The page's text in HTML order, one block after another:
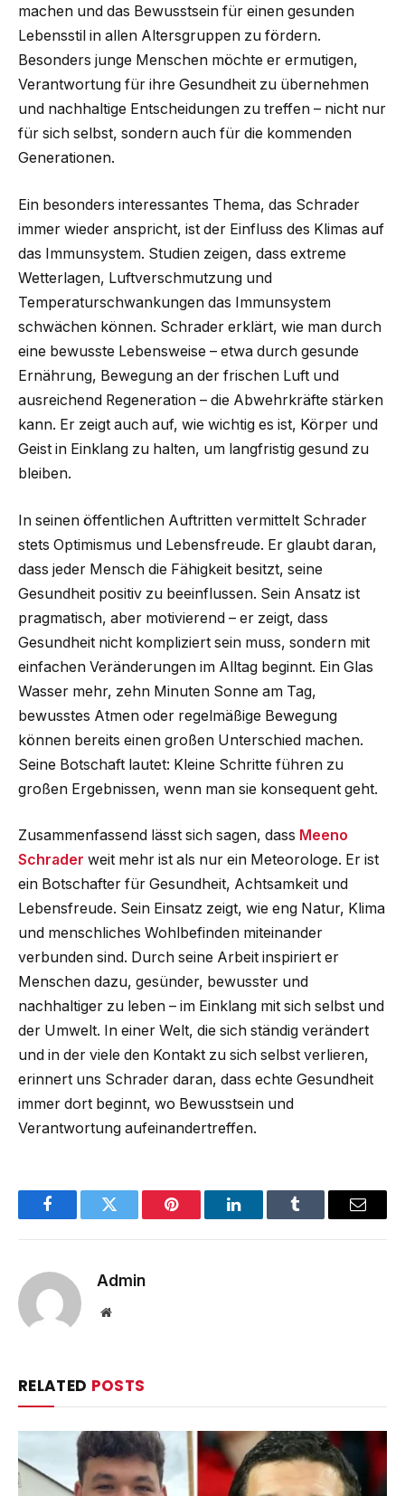
machen und das Bewusstsein für einen gesunden
Lebensstil in allen Altersgruppen zu fördern.
Besonders junge Menschen möchte er ermutigen,
Verantwortung für ihre Gesundheit zu übernehmen
und nachhaltige Entscheidungen zu treffen – nicht nur
für sich selbst, sondern auch für die kommenden
Generationen.
Ein besonders interessantes Thema, das Schrader
immer wieder anspricht, ist der Einfluss des Klimas auf
das Immunsystem. Studien zeigen, dass extreme
Wetterlagen, Luftverschmutzung und
Temperaturschwankungen das Immunsystem
schwächen können. Schrader erklärt, wie man durch
eine bewusste Lebensweise – etwa durch gesunde
Ernährung, Bewegung an der frischen Luft und
ausreichend Regeneration – die Abwehrkräfte stärken
kann. Er zeigt auch auf, wie wichtig es ist, Körper und
Geist in Einklang zu halten, um langfristig gesund zu
bleiben.
In seinen öffentlichen Auftritten vermittelt Schrader
stets Optimismus und Lebensfreude. Er glaubt daran,
dass jeder Mensch die Fähigkeit besitzt, seine
Gesundheit positiv zu beeinflussen. Sein Ansatz ist
pragmatisch, aber motivierend – er zeigt, dass
Gesundheit nicht kompliziert sein muss, sondern mit
einfachen Veränderungen im Alltag beginnt. Ein Glas
Wasser mehr, zehn Minuten Sonne am Tag,
bewusstes Atmen oder regelmäßige Bewegung
können bereits einen großen Unterschied machen.
Seine Botschaft lautet: Kleine Schritte führen zu
großen Ergebnissen, wenn man sie konsequent geht.
Zusammenfassend lässt sich sagen, dass Meeno
Schrader weit mehr ist als nur ein Meteorologe. Er ist
ein Botschafter für Gesundheit, Achtsamkeit und
Lebensfreude. Sein Einsatz zeigt, wie eng Natur, Klima
und menschliches Wohlbefinden miteinander
verbunden sind. Durch seine Arbeit inspiriert er
Menschen dazu, gesünder, bewusster und
nachhaltiger zu leben – im Einklang mit sich selbst und
der Umwelt. In einer Welt, die sich ständig verändert
und in der viele den Kontakt zu sich selbst verlieren,
erinnert uns Schrader daran, dass echte Gesundheit
immer dort beginnt, wo Bewusstsein und
Verantwortung aufeinandertreffen.
FacebookTwitter Pinterest LinkedInTumblr Email
Admin
Website
RELATED POSTS